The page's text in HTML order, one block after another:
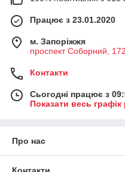
Працює з 23.01.2020
м. Запоріжжя
проспект Соборний,
Контакти
Сьогодні працює з
Показати весь графік
Про нас